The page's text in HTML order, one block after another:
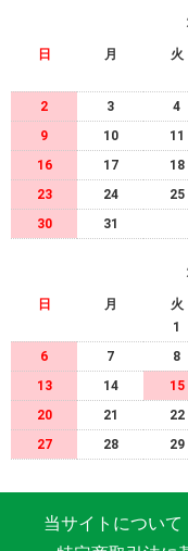
日 月 火
2
3 4
9
10 11
16
17 18
23
24 25
30
31
日 月 火
1
6
7 8
13
14 15
20
21 22
27
28 29
当サイトについて